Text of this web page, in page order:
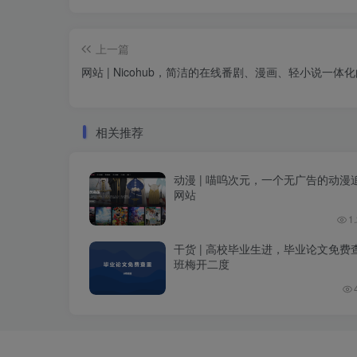
上一篇
网站 | Nicohub，简洁的在线番剧、漫画、轻小说一体
相关推荐
动漫 | 喵呜次元，一个无广告的动漫
网站
干货 | 高校毕业生进，毕业论文免费
班梅开二度